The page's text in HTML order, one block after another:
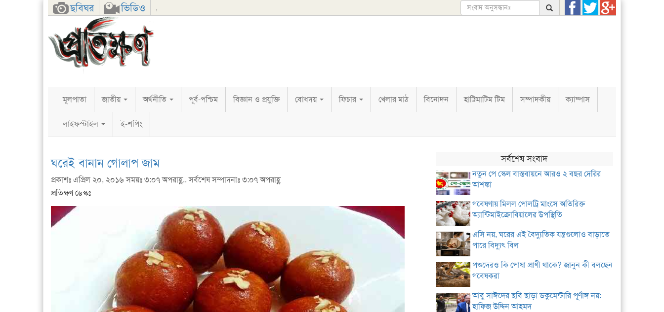
ছবিঘর ভিডিও ,
FacebookTwitterGoogle+
মূলপাতা জাতীয় অর্থনীতি পূর্ব-পশ্চিম বিজ্ঞান ও প্রযুক্তি বোধদয় ফিচার খেলার মাঠ বিনোদন হাট্টিমাটিম টিম সম্পাদকীয় ক্যাম্পাস
লাইফস্টাইল ই-শপিং
ঘরেই বানান গোলাপ জাম
প্রকাশঃ এপ্রিল ২০, ২০১৬ সময়ঃ ৩:০৭ অপরাহ্ণ.. সর্বশেষ সম্পাদনাঃ ৩:০৭ অপরাহ্ণ
প্রতিক্ষণ ডেস্কঃ
সর্বশেষ সংবাদ
নতুন পে স্কেল বাস্তবায়নে আরও ২ বছর দেরির
আশঙ্কা
গবেষণায় মিলল পোলট্রি মাংসে অতিরিক্ত
অ্যান্টিমাইক্রোবিয়ালের উপস্থিতি
এসি নয়, ঘরের এই বৈদ্যুতিক যন্ত্রগুলোও বাড়াতে
পারে বিদ্যুৎ বিল
পশুদেরও কি পোষা প্রাণী থাকে? জানুন কী বলছেন
গবেষকরা
আবু সাঈদের ছবি ছাড়া ডকুমেন্টারি পূর্ণাঙ্গ নয়:
হাফিজ উদ্দিন আহমদ